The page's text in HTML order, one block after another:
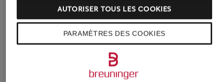
Combinaisons pour
Femmes
Costumes de mariage
pour Hommes
Sneakers pour Femmes
en solde
Sneakers pour Hommes
Sweats zippés pour
Hommes
PARAMÈTRES DES COOKIES
AUTORISER TOUS LES COOKIES